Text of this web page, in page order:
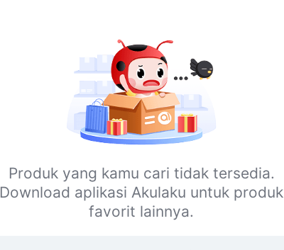
Produk yang kamu cari tidak tersedia.
Download aplikasi Akulaku untuk produk
favorit lainnya.